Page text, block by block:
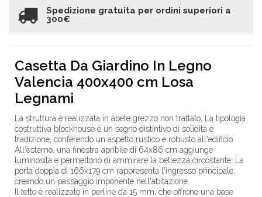
Spedizione gratuita per ordini superiori a
300€
Casetta Da Giardino In Legno
Valencia 400x400 cm Losa
Legnami
La struttura è realizzata in abete grezzo non trattato, La tipologia
costruttiva blockhouse è un segno distintivo di solidità e
tradizione, conferendo un aspetto rustico e robusto all'edificio.
All'esterno, una finestra apribile di 64x86 cm aggiunge
luminosità e permettono di ammirare la bellezza circostante. La
porta doppia di 166x179 cm rappresenta l'ingresso principale,
creando un passaggio imponente nell'abitazione.
Il tetto è realizzato in perline da 15 mm, che offrono una base